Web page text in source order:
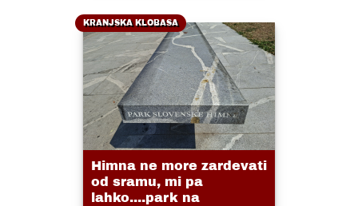
KRANJSKA KLOBASA
Himna ne more zardevati
od sramu, mi pa
lahko....park na